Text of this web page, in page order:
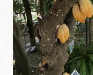
スポット・体験
イベント
グルメ